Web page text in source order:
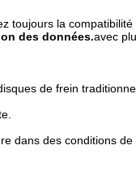
toujours la
des données.avec
de frein
dans des conditions de